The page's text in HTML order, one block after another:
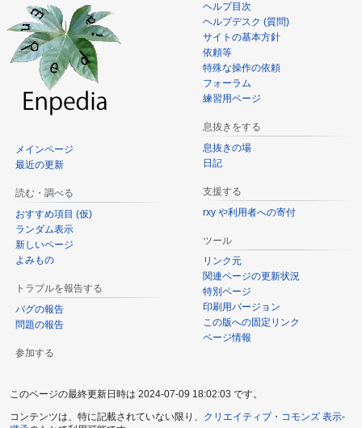
メインページ
最近の更新
読む・調べる
おすすめ項目 (仮)
ランダム表示
新しいページ
よみもの
トラブルを報告する
バグの報告
問題の報告
参加する
ヘルプ目次
ヘルプデスク (質問)
サイトの基本方針
依頼等
特殊な操作の依頼
フォーラム
練習用ページ
息抜きをする
息抜きの場
日記
支援する
rxy や利用者への寄付
ツール
リンク元
関連ページの更新状況
特別ページ
印刷用バージョン
この版への固定リンク
ページ情報
このページの最終更新日時は 2024-07-09 18:02:03 です。
コンテンツは、特に記載されていない限り、 クリエイティブ・コモンズ 表示-